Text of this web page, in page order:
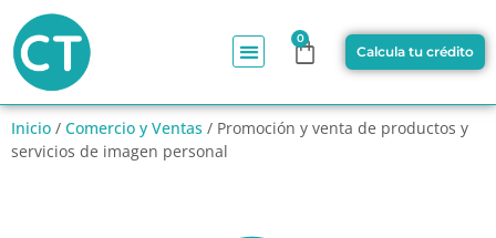
0
Calcula tu crédito
Inicio / Comercio y Ventas / Promoción y venta de productos y
servicios de imagen personal